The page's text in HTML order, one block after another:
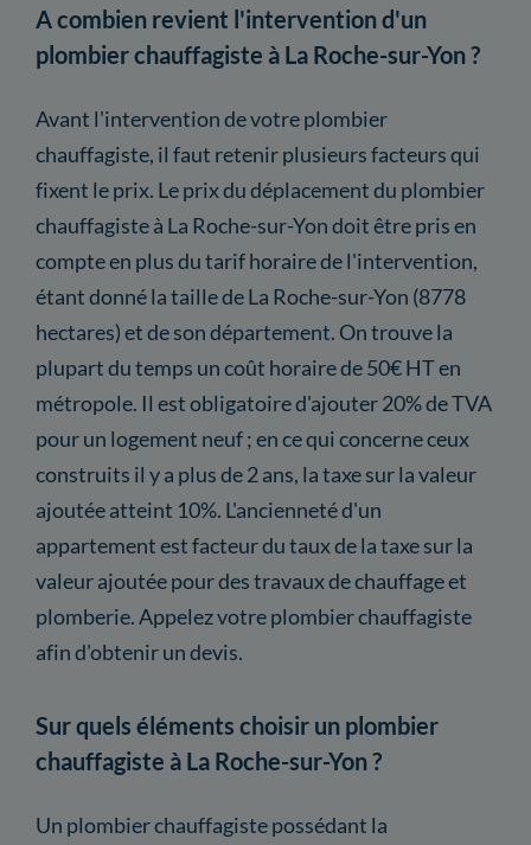
A combien revient l'intervention d'un
plombier chauffagiste à La Roche-sur-Yon ?
Avant l'intervention de votre plombier
chauffagiste, il faut retenir plusieurs facteurs qui
fixent le prix. Le prix du déplacement du plombier
chauffagiste à La Roche-sur-Yon doit être pris en
compte en plus du tarif horaire de l'intervention,
étant donné la taille de La Roche-sur-Yon (8778
hectares) et de son département. On trouve la
plupart du temps un coût horaire de 50€ HT en
métropole. Il est obligatoire d'ajouter 20% de TVA
pour un logement neuf ; en ce qui concerne ceux
construits il y a plus de 2 ans, la taxe sur la valeur
ajoutée atteint 10%. L'ancienneté d'un
appartement est facteur du taux de la taxe sur la
valeur ajoutée pour des travaux de chauffage et
plomberie. Appelez votre plombier chauffagiste
afin d'obtenir un devis.
Sur quels éléments choisir un plombier
chauffagiste à La Roche-sur-Yon ?
Un plombier chauffagiste possédant la